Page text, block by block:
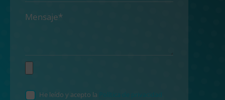
He leído y acepto la Política de privacidad